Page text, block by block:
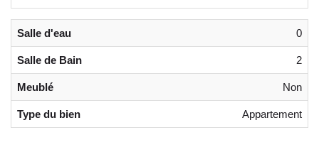
Salle d'eau 0
Salle de Bain 2
Meublé Non
Type du bien Appartement